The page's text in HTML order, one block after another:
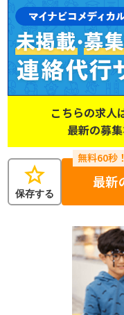
こちらの求人
最新の募
star
保存する
最新